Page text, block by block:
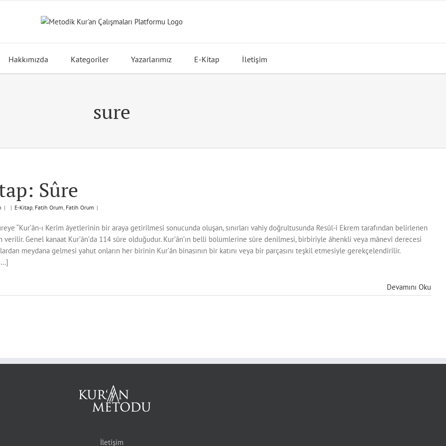
Hakkımızda Kategoriler Yazarlarımız E-Kitap İletişim
sure
Sûre
| | E-Kitap, Fatih Orum, Fatih Orum |
“Kur’ân-ı Kerîm âyetlerinin bir araya getirilmesi sonucunda oluşan, sınırları vahiy doğrultusunda Resûl-i Ekrem tarafından belirlenen
verilir. Genel kanaat Kur’ân’da 114 sûre olduğudur. Kur’ân’ın belli bölümlerine sûre denilmesi, birbiriyle âhenkli veya mânevî derecesi
meydana gelmesi yahut onların her birinin Kur’ân binasının bir katını veya bir parçasını teşkil etmesiyle gerekçelendirilir.
Devamını Oku
İletişim